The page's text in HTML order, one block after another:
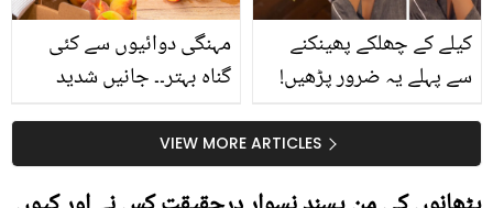
مہنگی دوائیوں سے کئی
گناہ بہتر۔۔ جانیں شدید
کیوں کھانا چاہیے؟
کیلے کے چھلکے پھینکنے
سے پہلے یہ ضرور پڑھیں!
سستا اور قدرتی حلVIEW MORE ARTICLES